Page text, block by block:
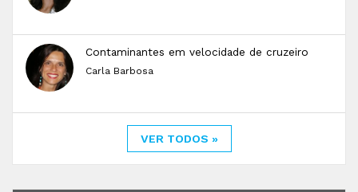
Contaminantes em velocidade de cruzeiro
Carla Barbosa
VER TODOS »